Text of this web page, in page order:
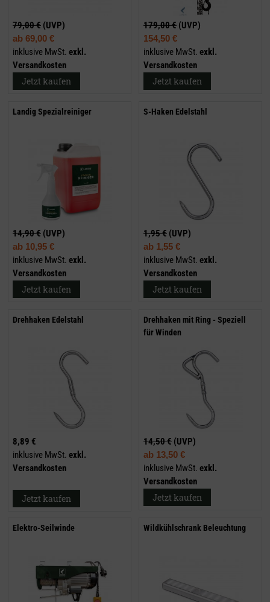
79,00 € (UVP)
ab 69,00 €
inklusive MwSt. exkl.
Versandkosten
Jetzt kaufen
179,00 € (UVP)
154,50 €
inklusive MwSt. exkl.
Versandkosten
Jetzt kaufen
Landig Spezialreiniger
14,90 € (UVP)
ab 10,95 €
inklusive MwSt. exkl.
Versandkosten
Jetzt kaufen
S-Haken Edelstahl
1,95 € (UVP)
ab 1,55 €
inklusive MwSt. exkl.
Versandkosten
Jetzt kaufen
Drehhaken Edelstahl
8,89 €
inklusive MwSt. exkl.
Versandkosten
Jetzt kaufen
Drehhaken mit Ring - Speziell
für Winden
14,50 € (UVP)
ab 13,50 €
inklusive MwSt. exkl.
Versandkosten
Jetzt kaufen
Elektro-Seilwinde Wildkühlschrank Beleuchtung